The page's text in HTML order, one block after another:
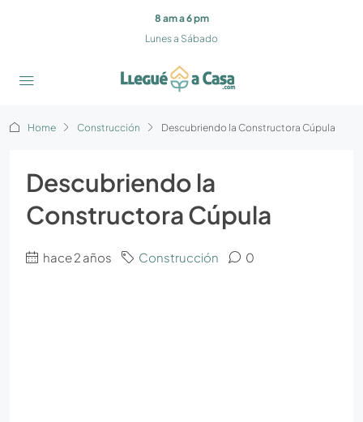
8 am a 6 pm
Lunes a Sábado
Home Construcción Descubriendo la Constructora Cúpula
Descubriendo la
Constructora Cúpula
hace 2 años Construcción 0